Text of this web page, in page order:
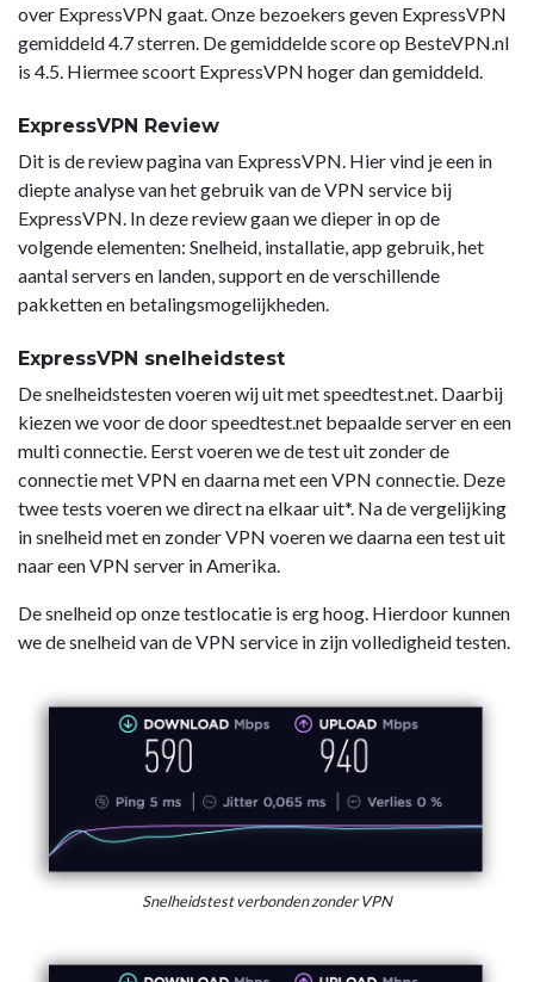
over ExpressVPN gaat. Onze bezoekers geven ExpressVPN
gemiddeld 4.7 sterren. De gemiddelde score op BesteVPN.nl
is 4.5. Hiermee scoort ExpressVPN hoger dan gemiddeld.
ExpressVPN Review
Dit is de review pagina van ExpressVPN. Hier vind je een in
diepte analyse van het gebruik van de VPN service bij
ExpressVPN. In deze review gaan we dieper in op de
volgende elementen: Snelheid, installatie, app gebruik, het
aantal servers en landen, support en de verschillende
pakketten en betalingsmogelijkheden.
ExpressVPN snelheidstest
De snelheidstesten voeren wij uit met speedtest.net. Daarbij
kiezen we voor de door speedtest.net bepaalde server en een
multi connectie. Eerst voeren we de test uit zonder de
connectie met VPN en daarna met een VPN connectie. Deze
twee tests voeren we direct na elkaar uit*. Na de vergelijking
in snelheid met en zonder VPN voeren we daarna een test uit
naar een VPN server in Amerika.
De snelheid op onze testlocatie is erg hoog. Hierdoor kunnen
we de snelheid van de VPN service in zijn volledigheid testen.
Snelheidstest verbonden zonder VPN